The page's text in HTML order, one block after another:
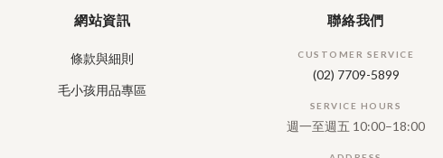
網站資訊
條款與細則
毛小孩用品專區
聯絡我們
CUSTOMER SERVICE
(02) 7709-5899
SERVICE HOURS
週一至週五 10:00–18:00